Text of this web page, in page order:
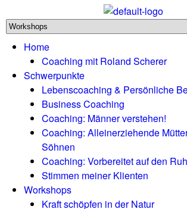
Home
Coaching mit Roland Scherer
Schwerpunkte
Lebenscoaching & Persönliche
Business Coaching
Coaching: Männer verstehen!
Coaching: Alleinerziehende
Söhnen
Coaching: Vorbereitet auf den
Stimmen meiner Klienten
Workshops
Kraft schöpfen in der Natur